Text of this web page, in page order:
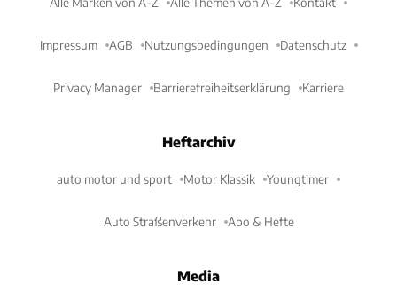
Impressum AGB Nutzungsbedingungen Datenschutz
Privacy Manager Barrierefreiheitserklärung Karriere
Heftarchiv
auto motor und sport Motor Klassik Youngtimer
Auto Straßenverkehr Abo & Hefte
Media